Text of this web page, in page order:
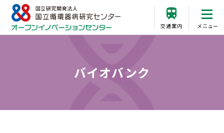
交通案内 メニュー
バイオバンク